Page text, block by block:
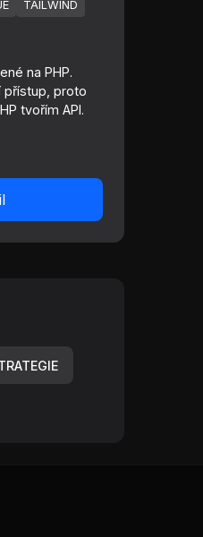
TAILWIND
na PHP.
přístup, proto
tvořím API.